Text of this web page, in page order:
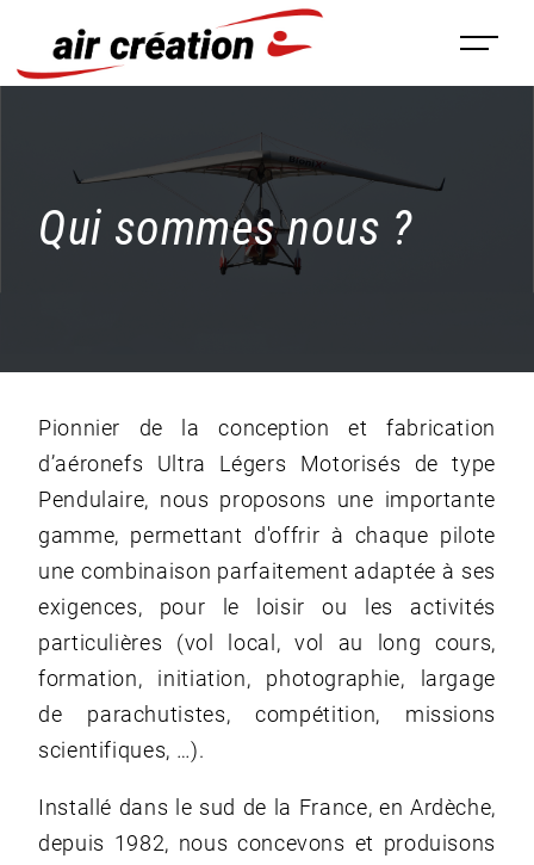
Qui sommes nous ?
Pionnier de la conception et fabrication
d’aéronefs Ultra Légers Motorisés de type
Pendulaire, nous proposons une importante
gamme, permettant d'offrir à chaque pilote
une combinaison parfaitement adaptée à ses
exigences, pour le loisir ou les activités
particulières (vol local, vol au long cours,
formation, initiation, photographie, largage
de parachutistes, compétition, missions
scientifiques, …).
Installé dans le sud de la France, en Ardèche,
depuis 1982, nous concevons et produisons
Panneau de gestion des cookies